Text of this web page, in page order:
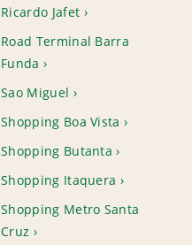
Ricardo Jafet
Road Terminal Barra
Funda
Sao Miguel
Shopping Boa Vista
Shopping Butanta
Shopping Itaquera
Shopping Metro Santa
Cruz